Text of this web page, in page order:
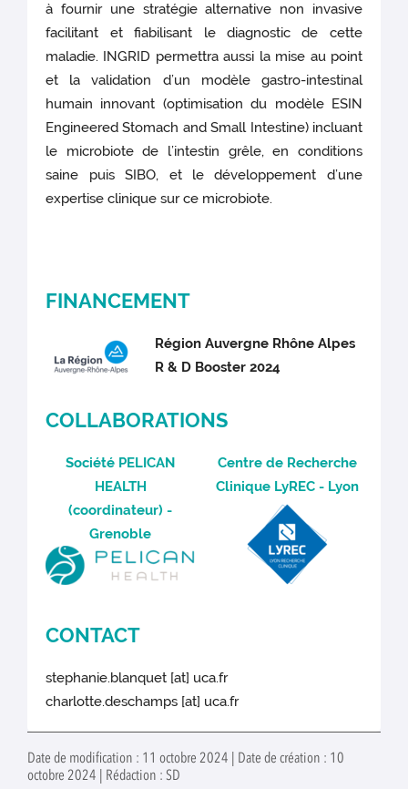
à fournir une stratégie alternative non invasive
facilitant et fiabilisant le diagnostic de cette
maladie. INGRID permettra aussi la mise au point
et la validation d’un modèle gastro-intestinal
humain innovant (optimisation du modèle ESIN
Engineered Stomach and Small Intestine) incluant
le microbiote de l’intestin grêle, en conditions
saine puis SIBO, et le développement d’une
expertise clinique sur ce microbiote.
FINANCEMENT
Région Auvergne Rhône Alpes
R & D Booster 2024
COLLABORATIONS
Société PELICAN
HEALTH
(coordinateur) -
Grenoble
Centre de Recherche
Clinique LyREC - Lyon
CONTACT
stephanie.blanquet [at] uca.fr
charlotte.deschamps [at] uca.fr
Date de modification : 11 octobre 2024 | Date de création : 10
octobre 2024 | Rédaction : SD